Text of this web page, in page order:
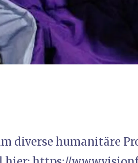
diverse humanitäre